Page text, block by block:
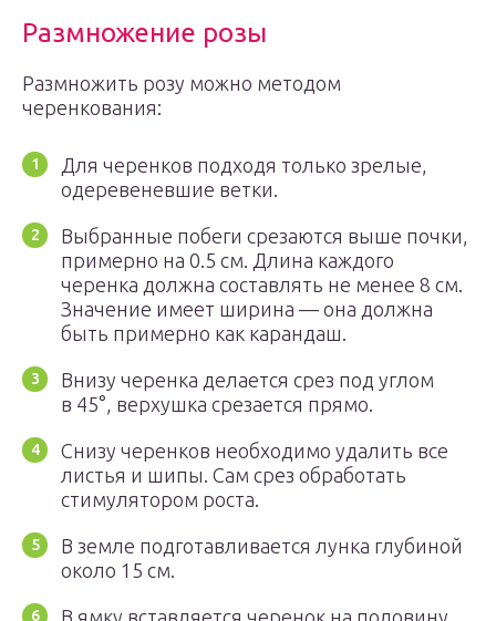
Размножение розы
Размножить розу можно методом
черенкования:
Для черенков подходя только зрелые,
одеревеневшие ветки.
Выбранные побеги срезаются выше почки,
примерно на 0.5 см. Длина каждого
черенка должна составлять не менее 8 см.
Значение имеет ширина — она должна
быть примерно как карандаш.
Внизу черенка делается срез под углом
в 45°, верхушка срезается прямо.
Снизу черенков необходимо удалить все
листья и шипы. Сам срез обработать
стимулятором роста.
В земле подготавливается лунка глубиной
около 15 см.
В ямку вставляется черенок на половину